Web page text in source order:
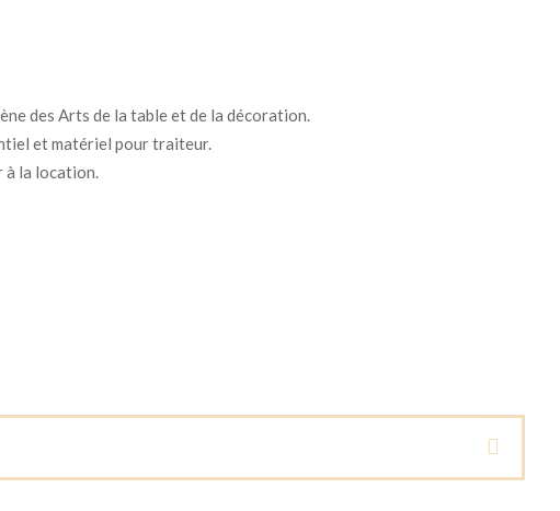
des Arts de la table et de la décoration.
et matériel pour traiteur.
à la location.